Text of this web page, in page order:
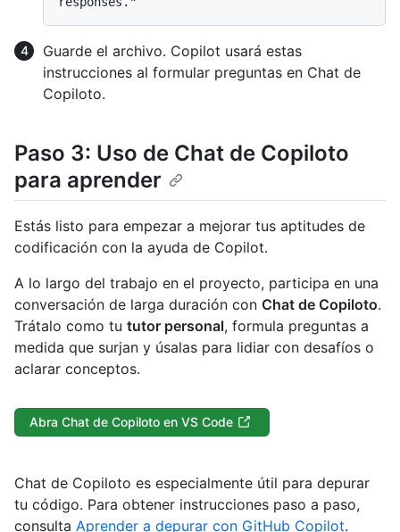
Guarde el archivo. Copilot usará estas
instrucciones al formular preguntas en Chat de
Copiloto.
Paso 3: Uso de Chat de Copiloto
para aprender
Estás listo para empezar a mejorar tus aptitudes de
codificación con la ayuda de Copilot.
A lo largo del trabajo en el proyecto, participa en una
conversación de larga duración con Chat de Copiloto.
Trátalo como tu tutor personal, formula preguntas a
medida que surjan y úsalas para lidiar con desafíos o
aclarar conceptos.
Abra Chat de Copiloto en VS Code
Chat de Copiloto es especialmente útil para depurar
tu código. Para obtener instrucciones paso a paso,
consulta Aprender a depurar con GitHub Copilot.